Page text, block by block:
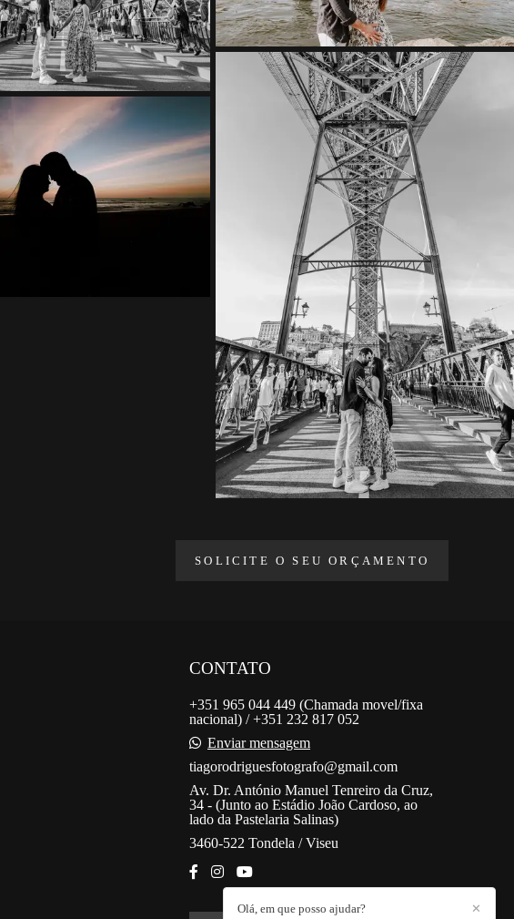
SOLICITE O SEU ORÇAMENTO
CONTATO
+351 965 044 449 (Chamada movel/fixa
nacional) / +351 232 817 052
Enviar mensagem
tiagorodriguesfotografo@gmail.com
Av. Dr. António Manuel Tenreiro da Cruz,
34 - (Junto ao Estádio João Cardoso, ao
lado da Pastelaria Salinas)
3460-522 Tondela / Viseu
✕
Olá, em que posso ajudar?